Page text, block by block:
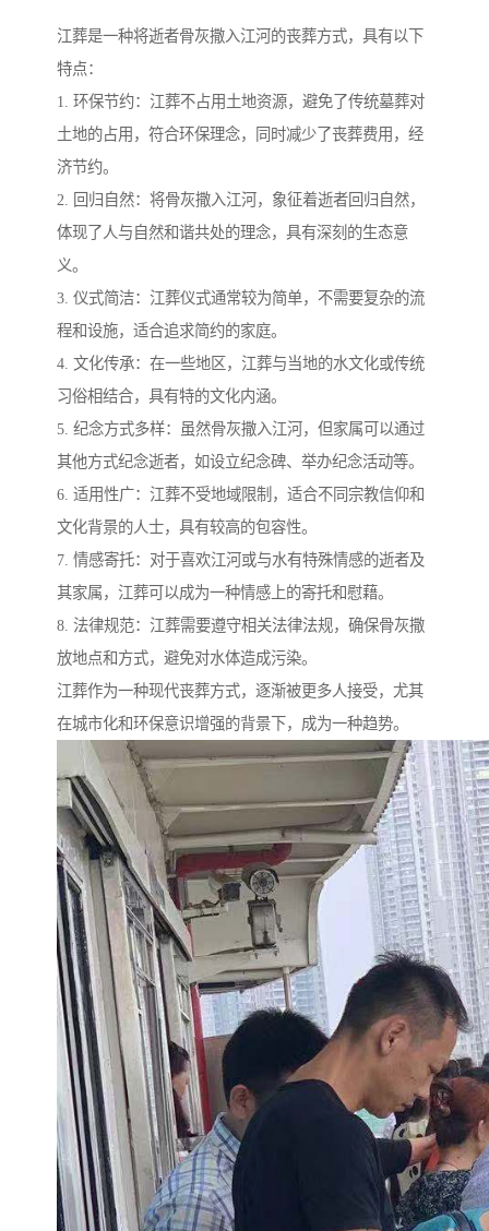
江葬是一种将逝者骨灰撒入江河的丧葬方式，具有以下
特点：
1. 环保节约：江葬不占用土地资源，避免了传统墓葬对
土地的占用，符合环保理念，同时减少了丧葬费用，经
济节约。
2. 回归自然：将骨灰撒入江河，象征着逝者回归自然，
体现了人与自然和谐共处的理念，具有深刻的生态意
义。
3. 仪式简洁：江葬仪式通常较为简单，不需要复杂的流
程和设施，适合追求简约的家庭。
4. 文化传承：在一些地区，江葬与当地的水文化或传统
习俗相结合，具有特的文化内涵。
5. 纪念方式多样：虽然骨灰撒入江河，但家属可以通过
其他方式纪念逝者，如设立纪念碑、举办纪念活动等。
6. 适用性广：江葬不受地域限制，适合不同宗教信仰和
文化背景的人士，具有较高的包容性。
7. 情感寄托：对于喜欢江河或与水有特殊情感的逝者及
其家属，江葬可以成为一种情感上的寄托和慰藉。
8. 法律规范：江葬需要遵守相关法律法规，确保骨灰撒
放地点和方式，避免对水体造成污染。
江葬作为一种现代丧葬方式，逐渐被更多人接受，尤其
在城市化和环保意识增强的背景下，成为一种趋势。